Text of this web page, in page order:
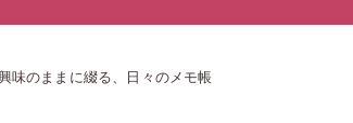
味のままに綴る、日々のメモ帳